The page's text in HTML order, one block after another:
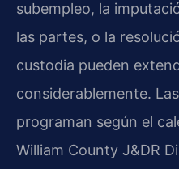
subempleo, la
las partes, o la
custodia pueden
considerablemente.
programan según el
William County J&DR